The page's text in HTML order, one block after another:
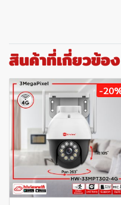
สินค้าที่เกี่ยวข้อง
-